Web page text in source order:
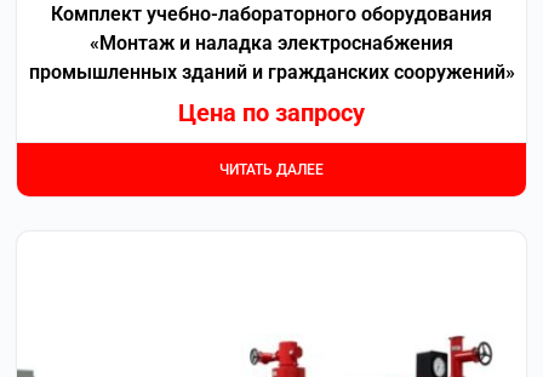
Комплект учебно-лабораторного оборудования
«Монтаж и наладка электроснабжения
промышленных зданий и гражданских сооружений»
Цена по запросу
ЧИТАТЬ ДАЛЕЕ